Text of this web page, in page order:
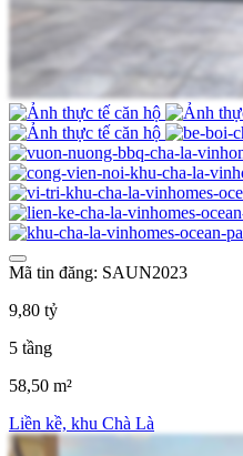
Mã tin đăng: SAUN2023
9,80 tỷ
5 tầng
58,50 m²
Liền kề, khu Chà Là